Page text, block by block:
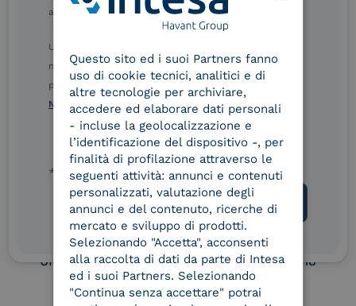
Service Provider e
Aggregatore SPID
Aggregatore CIE
Conservatore
qualificato
UNI EN ISO 37001
UNI EN ISO 9001 UNI EN ISO 27001
UNI EN ISO 27017 UNI EN ISO 27018
annullamento sottoscrizione, in qualsiasi e-mail.
Ulteriori informazioni sulle procedure sono disponibili
nelle Norme di tutela della privacy INTESA. Inoltrando il
presente modulo, dichiaro di aver letto e compreso le
Norme di tutela della privacy INTESA.
* campo obbligatorio
ITALIAN
Questo sito ed i suoi Partners fanno
uso di cookie tecnici, analitici e di
altre tecnologie per archiviare,
accedere ed elaborare dati personali
- incluse la geolocalizzazione e
l’identificazione del dispositivo -, per
finalità di profilazione attraverso le
seguenti attività: annunci e contenuti
personalizzati, valutazione degli
annunci e del contenuto, ricerche di
mercato e sviluppo di prodotti.
Selezionando "Accetta", acconsenti
alla raccolta di dati da parte di Intesa
ed i suoi Partners. Selezionando
"Continua senza accettare" potrai